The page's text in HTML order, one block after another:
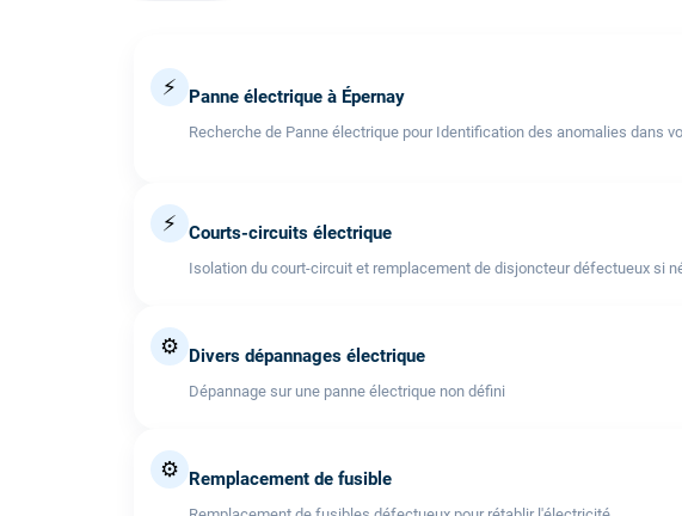
⚡ Panne électrique à Épernay
Recherche de Panne électrique pour Identification des anomalies dans
⚡ Courts-circuits électrique
Isolation du court-circuit et remplacement de disjoncteur défectueux si
⚙️ Divers dépannages électrique
Dépannage sur une panne électrique non défini
⚙️ Remplacement de fusible